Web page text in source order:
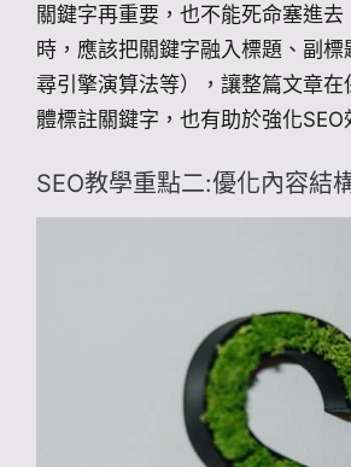
關鍵字再重要，也不能死命塞進
時，應該把關鍵字融入標題、副
尋引擎演算法等），讓整篇文章
體標註關鍵字，也有助於強化SEO
SEO教學重點二:優化內容結